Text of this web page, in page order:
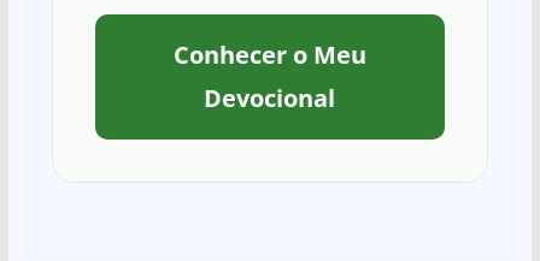
Conhecer o Meu
Devocional